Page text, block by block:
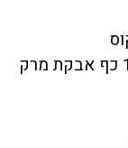
1½ כוסות ציר עוף, או: ½1 כוסות מים + 1 כף אבקת מרק